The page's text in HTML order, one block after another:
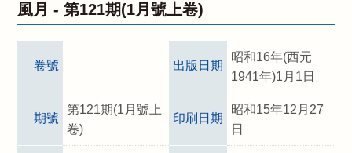
風月 -第121期(1月號上卷)
卷號 出版日期
昭和16年(西元
1941年)1月1日
期號
第121期(1月號上
卷)
印刷日期
昭和15年12月27
日